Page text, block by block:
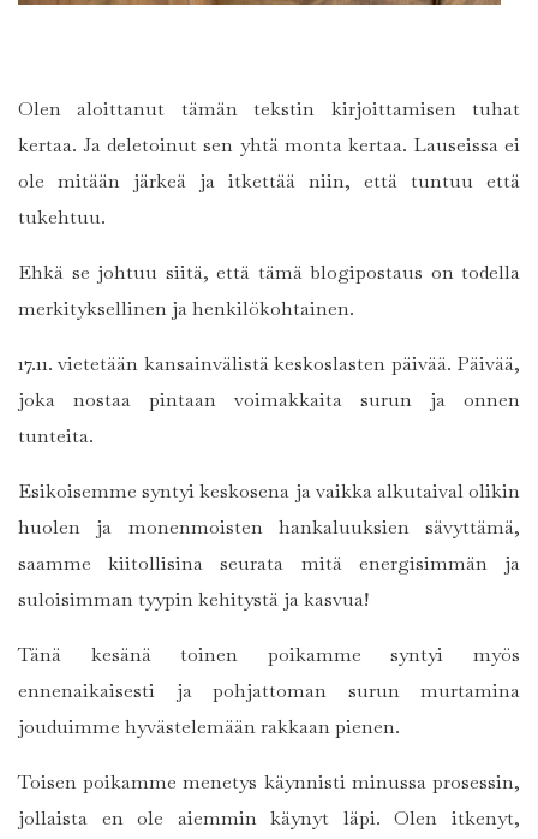
Olen aloittanut tämän tekstin kirjoittamisen tuhat
kertaa. Ja deletoinut sen yhtä monta kertaa. Lauseissa ei
ole mitään järkeä ja itkettää niin, että tuntuu että
tukehtuu.
Ehkä se johtuu siitä, että tämä blogipostaus on todella
merkityksellinen ja henkilökohtainen.
17.11. vietetään kansainvälistä keskoslasten päivää. Päivää,
joka nostaa pintaan voimakkaita surun ja onnen
tunteita.
Esikoisemme syntyi keskosena ja vaikka alkutaival olikin
huolen ja monenmoisten hankaluuksien sävyttämä,
saamme kiitollisina seurata mitä energisimmän ja
suloisimman tyypin kehitystä ja kasvua!
Tänä kesänä toinen poikamme syntyi myös
ennenaikaisesti ja pohjattoman surun murtamina
jouduimme hyvästelemään rakkaan pienen.
Toisen poikamme menetys käynnisti minussa prosessin,
jollaista en ole aiemmin käynyt läpi. Olen itkenyt,